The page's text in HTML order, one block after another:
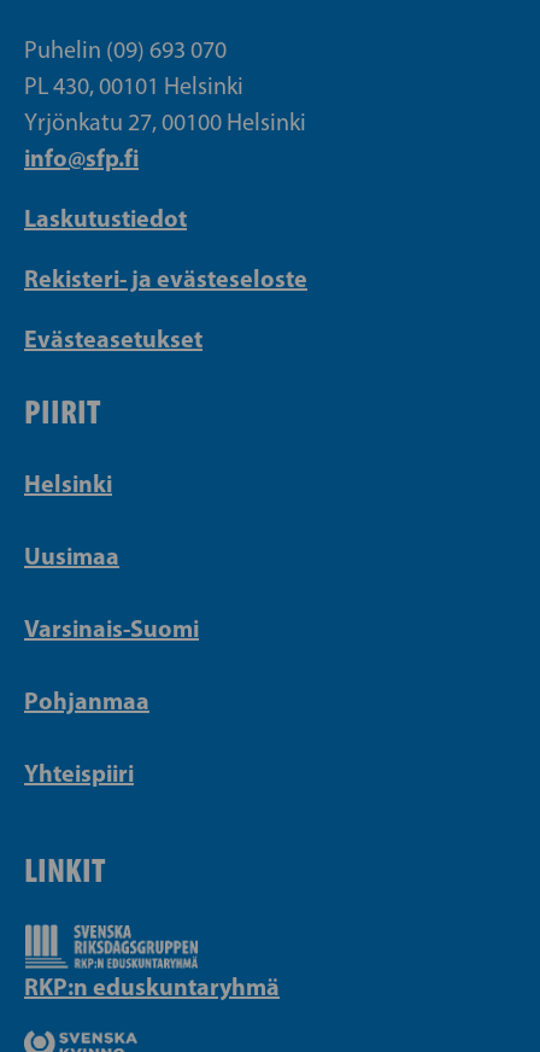
Puhelin (09) 693 070
PL 430, 00101 Helsinki
Yrjönkatu 27, 00100 Helsinki
info@sfp.fi
Laskutustiedot
Rekisteri- ja evästeseloste
Evästeasetukset
PIIRIT
Helsinki
Uusimaa
Varsinais-Suomi
Pohjanmaa
Yhteispiiri
LINKIT
RKP:n eduskuntaryhmä